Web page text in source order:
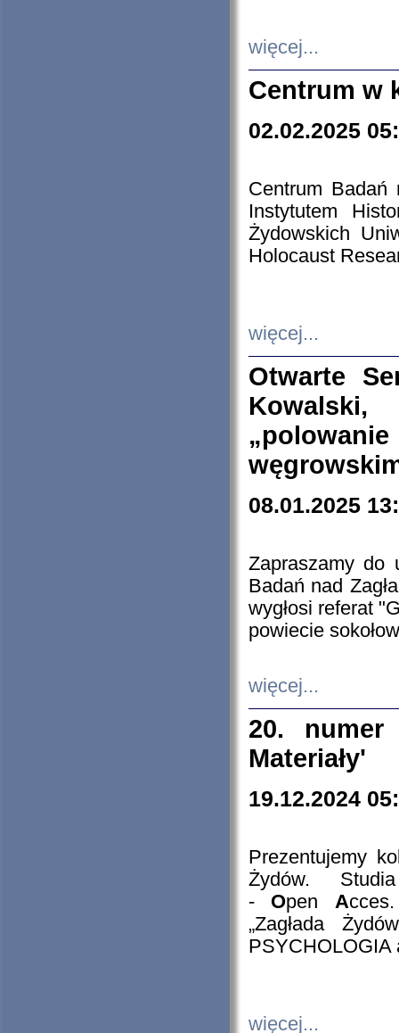
więcej...
Centrum w
02.02.2025
Centrum Badań
Instytutem
Żydowskich
Holocaust
więcej...
Otwarte
08.01.2025
Zapraszamy do
Badań nad
wygłosi referat
powiecie
więcej...
20. numer
Materiały'
19.12.2024
Prezentujemy
Żydów.
- Open A
„Zagłada
PSYCHOLOGIA
więcej...